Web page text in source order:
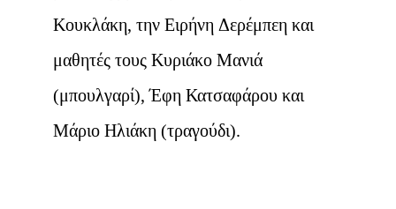
Κουκλάκη, την Ειρήνη Δερέμπεη και
μαθητές τους Κυριάκο Μανιά
(μπουλγαρί), Έφη Κατσαφάρου και
Μάριο Ηλιάκη (τραγούδι).